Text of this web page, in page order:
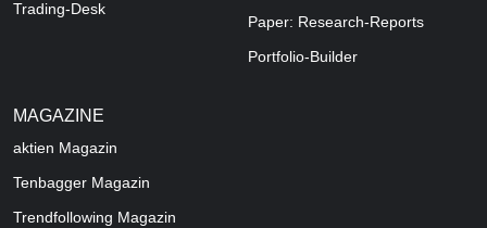
Trading-Desk
Paper: Research-Reports
Portfolio-Builder
MAGAZINE
aktien Magazin
Tenbagger Magazin
Trendfollowing Magazin